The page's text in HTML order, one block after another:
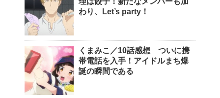
わり、Let’s party！
くまみこ／10話感想 ついに携
帯電話を入手！アイドルまち爆
誕の瞬間である